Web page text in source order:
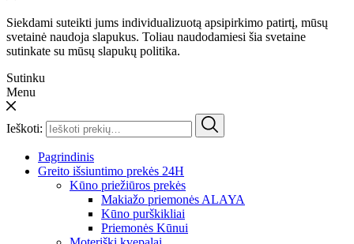
Siekdami suteikti jums individualizuotą apsipirkimo patirtį, mūsų
svetainė naudoja slapukus. Toliau naudodamiesi šia svetaine
sutinkate su mūsų slapukų politika.
Sutinku
Menu
Ieškoti:
Pagrindinis
Greito išsiuntimo prekės 24H
Kūno priežiūros prekės
Makiažo priemonės ALAYA
Kūno purškikliai
Priemonės Kūnui